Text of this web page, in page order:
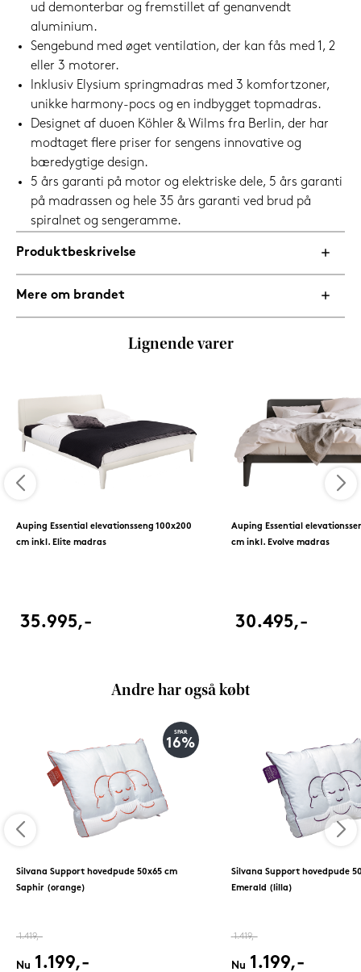
ud demonterbar og fremstillet af genanvendt
aluminium.
Sengebund med øget ventilation, der kan fås med 1, 2
eller 3 motorer.
Inklusiv Elysium springmadras med 3 komfortzoner,
unikke harmony-pocs og en indbygget topmadras.
Designet af duoen Köhler & Wilms fra Berlin, der har
modtaget flere priser for sengens innovative og
bæredygtige design.
5 års garanti på motor og elektriske dele, 5 års garanti
på madrassen og hele 35 års garanti ved brud på
spiralnet og sengeramme.
Produktbeskrivelse
Mere om brandet
Lignende varer
Auping Essential elevationsseng 100x200
cm inkl. Elite madras
35.995,-
Auping Essential
cm inkl. Evolve madras
30.495,-
Andre har også købt
SPAR
16%
Silvana Support hovedpude 50x65 cm
Saphir (orange)
1.419,-
Nu 1.199,-
Silvana Support hovedpude
Emerald (lilla)
1.419,-
Nu 1.199,-